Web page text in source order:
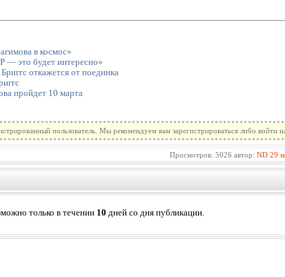
в космос»
это будет интересно»
откажется от поединка
пройдет 10 марта
пользователь. Мы рекомендуем вам зарегистрироваться либо войти
Просмотров: 5026 автор: ND 29
только в течении 10 дней со дня публикации.